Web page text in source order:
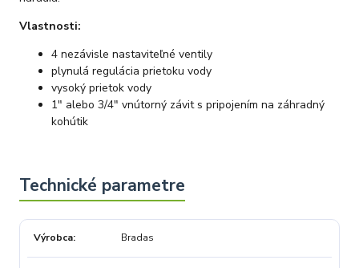
Vlastnosti:
4 nezávisle nastaviteľné ventily
plynulá regulácia prietoku vody
vysoký prietok vody
1" alebo 3/4" vnútorný závit s pripojením na záhradný
kohútik
Výrobca Bradas